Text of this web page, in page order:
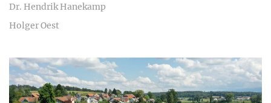
Dr. Hendrik Hanekamp
Holger Oest